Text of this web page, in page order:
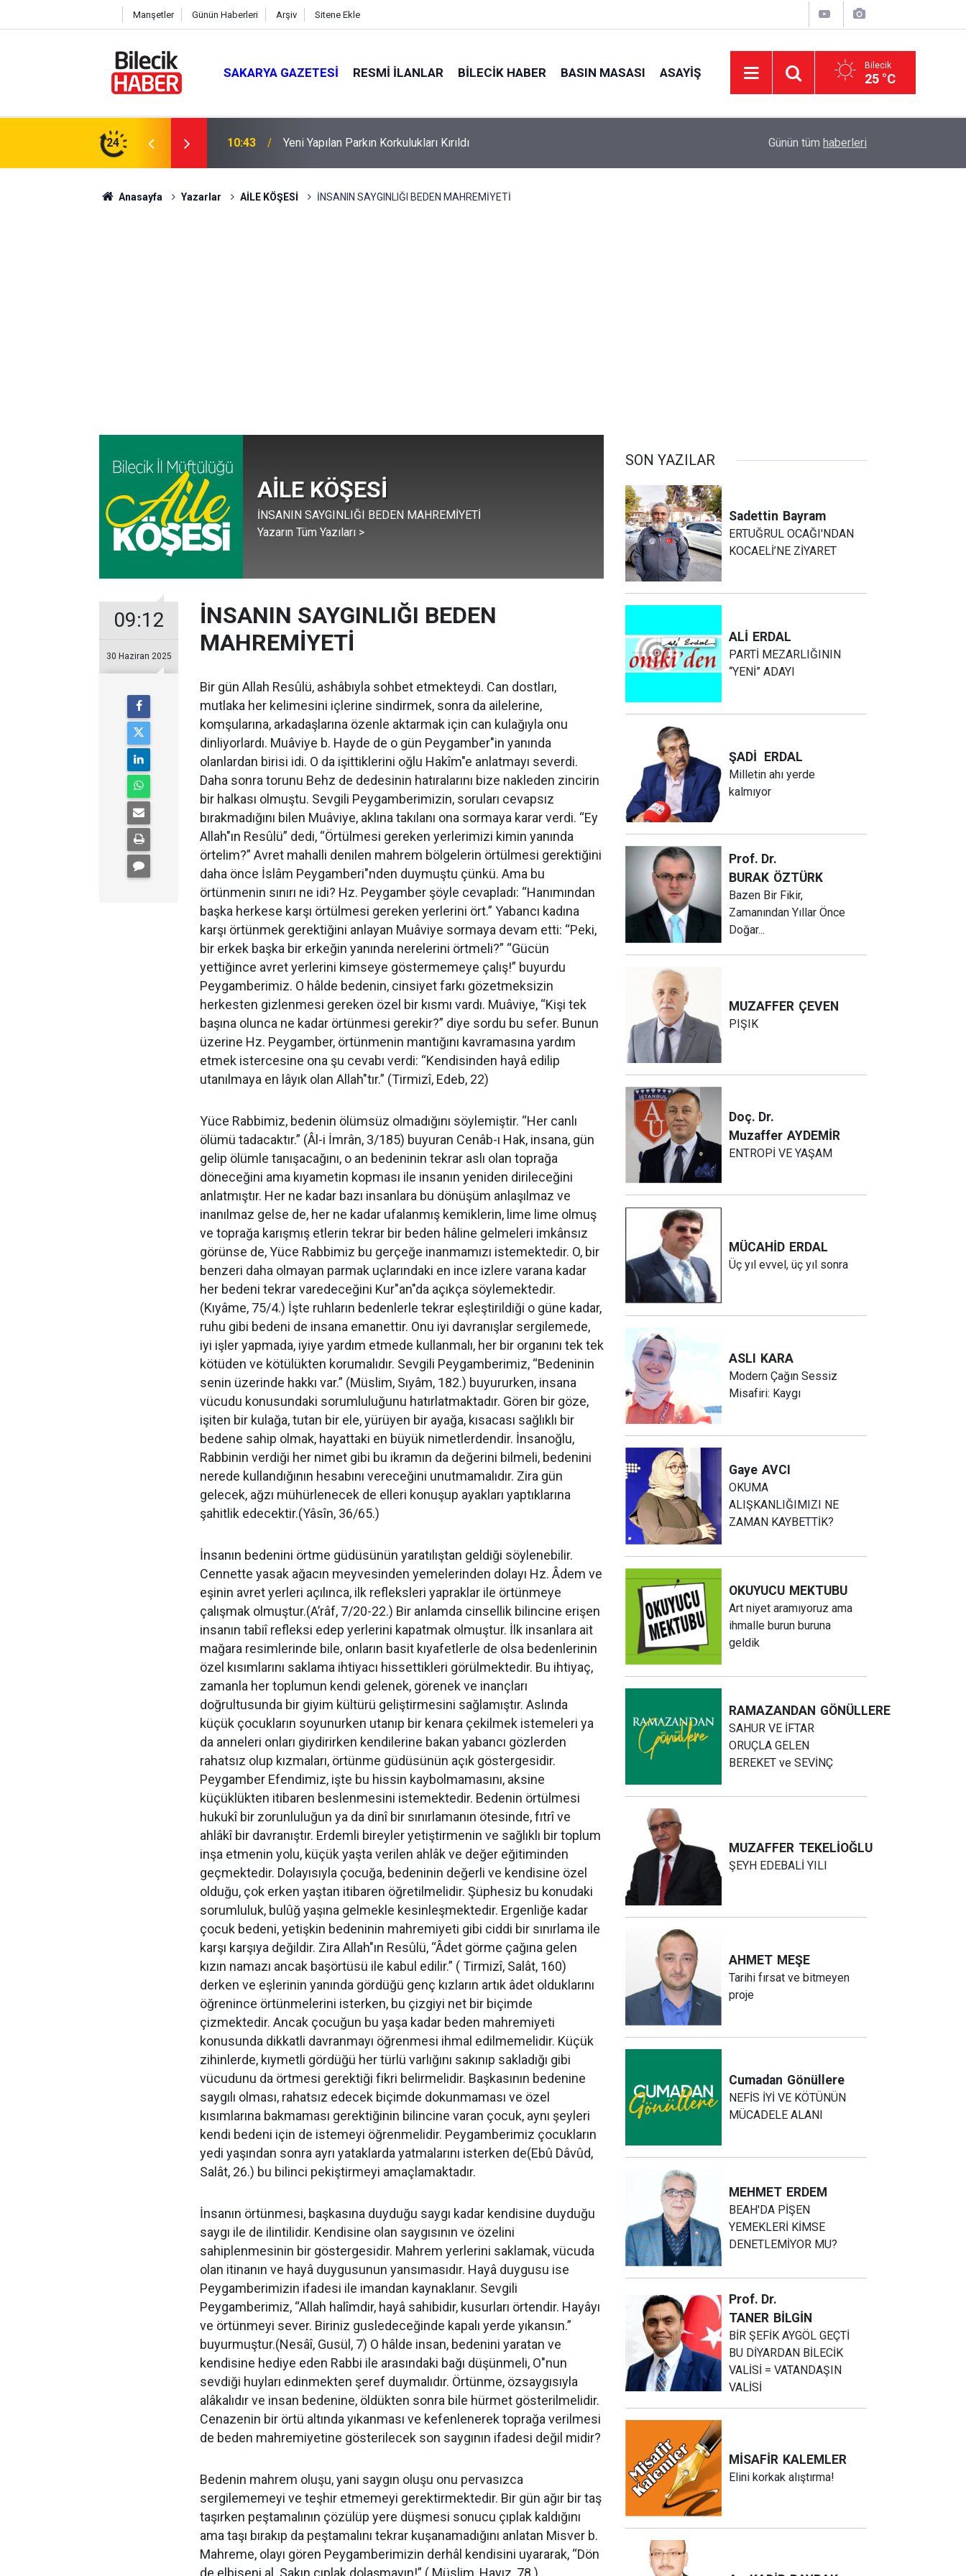
Manşetler Günün Haberleri Arşiv Sitene Ekle
SAKARYA GAZETESI RESMI İLANLAR BILECIK HABER BASIN MASASI ASAYIŞ Bilecik
25 °C
24 10:00 AK Parti'den Vefa Mevlidi Gölpazarı'nda Camiler Arası Bilgi Yarışması
Günün tüm haberleri
Anasayfa Yazarlar AİLE KÖŞESİ İNSANIN SAYGINLIĞI BEDEN MAHREMİYETİ
AİLE KÖŞESİ
İNSANIN SAYGINLIĞI BEDEN MAHREMİYETİ
Yazarın Tüm Yazıları >
09:12
30 Haziran 2025
İNSANIN SAYGINLIĞI BEDEN
MAHREMİYETİ
Bir gün Allah Resûlü, ashâbıyla sohbet etmekteydi. Can dostları,
mutlaka her kelimesini içlerine sindirmek, sonra da ailelerine,
komşularına, arkadaşlarına özenle aktarmak için can kulağıyla onu
dinliyorlardı. Muâviye b. Hayde de o gün Peygamber"in yanında
olanlardan birisi idi. O da işittiklerini oğlu Hakîm"e anlatmayı severdi.
Daha sonra torunu Behz de dedesinin hatıralarını bize nakleden zincirin
bir halkası olmuştu. Sevgili Peygamberimizin, soruları cevapsız
bırakmadığını bilen Muâviye, aklına takılanı ona sormaya karar verdi. “Ey
Allah"ın Resûlü” dedi, “Örtülmesi gereken yerlerimizi kimin yanında
örtelim?” Avret mahalli denilen mahrem bölgelerin örtülmesi gerektiğini
daha önce İslâm Peygamberi"nden duymuştu çünkü. Ama bu
örtünmenin sınırı ne idi? Hz. Peygamber şöyle cevapladı: “Hanımından
başka herkese karşı örtülmesi gereken yerlerini ört.” Yabancı kadına
karşı örtünmek gerektiğini anlayan Muâviye sormaya devam etti: “Peki,
bir erkek başka bir erkeğin yanında nerelerini örtmeli?” “Gücün
yettiğince avret yerlerini kimseye göstermemeye çalış!” buyurdu
Peygamberimiz. O hâlde bedenin, cinsiyet farkı gözetmeksizin
herkesten gizlenmesi gereken özel bir kısmı vardı. Muâviye, “Kişi tek
başına olunca ne kadar örtünmesi gerekir?” diye sordu bu sefer. Bunun
üzerine Hz. Peygamber, örtünmenin mantığını kavramasına yardım
etmek istercesine ona şu cevabı verdi: “Kendisinden hayâ edilip
utanılmaya en lâyık olan Allah"tır.” (Tirmizî, Edeb, 22)
Yüce Rabbimiz, bedenin ölümsüz olmadığını söylemiştir. “Her canlı
ölümü tadacaktır.” (Âl-i İmrân, 3/185) buyuran Cenâb-ı Hak, insana, gün
gelip ölümle tanışacağını, o an bedeninin tekrar aslı olan toprağa
döneceğini ama kıyametin kopması ile insanın yeniden dirileceğini
anlatmıştır. Her ne kadar bazı insanlara bu dönüşüm anlaşılmaz ve
inanılmaz gelse de, her ne kadar ufalanmış kemiklerin, lime lime olmuş
ve toprağa karışmış etlerin tekrar bir beden hâline gelmeleri imkânsız
görünse de, Yüce Rabbimiz bu gerçeğe inanmamızı istemektedir. O, bir
benzeri daha olmayan parmak uçlarındaki en ince izlere varana kadar
her bedeni tekrar varedeceğini Kur"an"da açıkça söylemektedir.
(Kıyâme, 75/4.) İşte ruhların bedenlerle tekrar eşleştirildiği o güne kadar,
ruhu gibi bedeni de insana emanettir. Onu iyi davranışlar sergilemede,
iyi işler yapmada, iyiye yardım etmede kullanmalı, her bir organını tek tek
kötüden ve kötülükten korumalıdır. Sevgili Peygamberimiz, “Bedeninin
senin üzerinde hakkı var.” (Müslim, Sıyâm, 182.) buyururken, insana
vücudu konusundaki sorumluluğunu hatırlatmaktadır. Gören bir göze,
işiten bir kulağa, tutan bir ele, yürüyen bir ayağa, kısacası sağlıklı bir
bedene sahip olmak, hayattaki en büyük nimetlerdendir. İnsanoğlu,
Rabbinin verdiği her nimet gibi bu ikramın da değerini bilmeli, bedenini
nerede kullandığının hesabını vereceğini unutmamalıdır. Zira gün
gelecek, ağzı mühürlenecek de elleri konuşup ayakları yaptıklarına
şahitlik edecektir.(Yâsîn, 36/65.)
İnsanın bedenini örtme güdüsünün yaratılıştan geldiği söylenebilir.
Cennette yasak ağacın meyvesinden yemelerinden dolayı Hz. Âdem ve
eşinin avret yerleri açılınca, ilk refleksleri yapraklar ile örtünmeye
çalışmak olmuştur.(A’râf, 7/20-22.) Bir anlamda cinsellik bilincine erişen
insanın tabiî refleksi edep yerlerini kapatmak olmuştur. İlk insanlara ait
mağara resimlerinde bile, onların basit kıyafetlerle de olsa bedenlerinin
özel kısımlarını saklama ihtiyacı hissettikleri görülmektedir. Bu ihtiyaç,
zamanla her toplumun kendi gelenek, görenek ve inançları
doğrultusunda bir giyim kültürü geliştirmesini sağlamıştır. Aslında
küçük çocukların soyunurken utanıp bir kenara çekilmek istemeleri ya
da anneleri onları giydirirken kendilerine bakan yabancı gözlerden
rahatsız olup kızmaları, örtünme güdüsünün açık göstergesidir.
Peygamber Efendimiz, işte bu hissin kaybolmamasını, aksine
küçüklükten itibaren beslenmesini istemektedir. Bedenin örtülmesi
hukukî bir zorunluluğun ya da dinî bir sınırlamanın ötesinde, fıtrî ve
ahlâkî bir davranıştır. Erdemli bireyler yetiştirmenin ve sağlıklı bir toplum
inşa etmenin yolu, küçük yaşta verilen ahlâk ve değer eğitiminden
geçmektedir. Dolayısıyla çocuğa, bedeninin değerli ve kendisine özel
olduğu, çok erken yaştan itibaren öğretilmelidir. Şüphesiz bu konudaki
sorumluluk, bulûğ yaşına gelmekle kesinleşmektedir. Ergenliğe kadar
çocuk bedeni, yetişkin bedeninin mahremiyeti gibi ciddi bir sınırlama ile
karşı karşıya değildir. Zira Allah"ın Resûlü, “Âdet görme çağına gelen
kızın namazı ancak başörtüsü ile kabul edilir.” ( Tirmizî, Salât, 160)
derken ve eşlerinin yanında gördüğü genç kızların artık âdet olduklarını
öğrenince örtünmelerini isterken, bu çizgiyi net bir biçimde
çizmektedir. Ancak çocuğun bu yaşa kadar beden mahremiyeti
konusunda dikkatli davranmayı öğrenmesi ihmal edilmemelidir. Küçük
zihinlerde, kıymetli gördüğü her türlü varlığını sakınıp sakladığı gibi
vücudunu da örtmesi gerektiği fikri belirmelidir. Başkasının bedenine
saygılı olması, rahatsız edecek biçimde dokunmaması ve özel
kısımlarına bakmaması gerektiğinin bilincine varan çocuk, aynı şeyleri
kendi bedeni için de istemeyi öğrenmelidir. Peygamberimiz çocukların
yedi yaşından sonra ayrı yataklarda yatmalarını isterken de(Ebû Dâvûd,
Salât, 26.) bu bilinci pekiştirmeyi amaçlamaktadır.
İnsanın örtünmesi, başkasına duyduğu saygı kadar kendisine duyduğu
saygı ile de ilintilidir. Kendisine olan saygısının ve özelini
sahiplenmesinin bir göstergesidir. Mahrem yerlerini saklamak, vücuda
olan itinanın ve hayâ duygusunun yansımasıdır. Hayâ duygusu ise
Peygamberimizin ifadesi ile imandan kaynaklanır. Sevgili
Peygamberimiz, “Allah halîmdir, hayâ sahibidir, kusurları örtendir. Hayâyı
ve örtünmeyi sever. Biriniz gusledeceğinde kapalı yerde yıkansın.”
buyurmuştur.(Nesâî, Gusül, 7) O hâlde insan, bedenini yaratan ve
kendisine hediye eden Rabbi ile arasındaki bağı düşünmeli, O"nun
sevdiği huyları edinmekten şeref duymalıdır. Örtünme, özsaygısıyla
alâkalıdır ve insan bedenine, öldükten sonra bile hürmet gösterilmelidir.
Cenazenin bir örtü altında yıkanması ve kefenlenerek toprağa verilmesi
de beden mahremiyetine gösterilecek son saygının ifadesi değil midir?
Bedenin mahrem oluşu, yani saygın oluşu onu pervasızca
sergilememeyi ve teşhir etmemeyi gerektirmektedir. Bir gün ağır bir taş
taşırken peştamalının çözülüp yere düşmesi sonucu çıplak kaldığını
ama taşı bırakıp da peştamalını tekrar kuşanamadığını anlatan Misver b.
Mahreme, olayı gören Peygamberimizin derhâl kendisini uyararak, “Dön
de elbiseni al. Sakın çıplak dolaşmayın!” ( Müslim, Hayız, 78.)
SON YAZILAR
Sadettin Bayram
ERTUĞRUL OCAĞI'NDAN
KOCAELİ’NE ZİYARET
ALİ ERDAL
PARTİ MEZARLIĞININ
“YENİ” ADAYI
ŞADİ ERDAL
Milletin ahı yerde
kalmıyor
Prof. Dr.
BURAK ÖZTÜRK
Bazen Bir Fikir,
Zamanından Yıllar Önce
Doğar...
MUZAFFER ÇEVEN
PIŞIK
Doç. Dr.
Muzaffer AYDEMİR
ENTROPİ VE YAŞAM
MÜCAHİD ERDAL
Üç yıl evvel, üç yıl sonra
ASLI KARA
Modern Çağın Sessiz
Misafiri: Kaygı
Gaye AVCI
OKUMA
ALIŞKANLIĞIMIZI NE
ZAMAN KAYBETTİK?
OKUYUCU MEKTUBU
Art niyet aramıyoruz ama
ihmalle burun buruna
geldik
RAMAZANDAN GÖNÜLLERE
SAHUR VE İFTAR
ORUÇLA GELEN
BEREKET ve SEVİNÇ
MUZAFFER TEKELİOĞLU
ŞEYH EDEBALİ YILI
AHMET MEŞE
Tarihi fırsat ve bitmeyen
proje
Cumadan Gönüllere
NEFİS İYİ VE KÖTÜNÜN
MÜCADELE ALANI
MEHMET ERDEM
BEAH'DA PİŞEN
YEMEKLERİ KİMSE
DENETLEMİYOR MU?
Prof. Dr.
TANER BİLGİN
BİR ŞEFİK AYGÖL GEÇTİ
BU DİYARDAN BİLECİK
VALİSİ = VATANDAŞIN
VALİSİ
MİSAFİR KALEMLER
Elini korkak alıştırma!